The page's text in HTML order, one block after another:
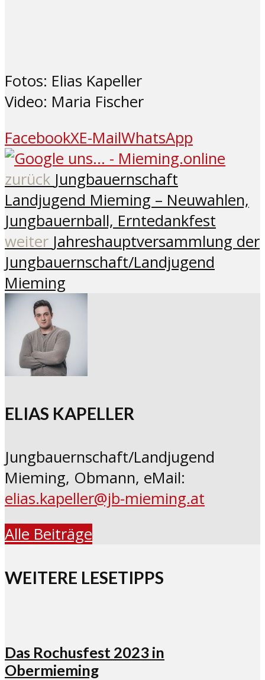
Fotos: Elias Kapeller
Video: Maria Fischer
FacebookXE-MailWhatsApp
zurück Jungbauernschaft
Landjugend Mieming – Neuwahlen,
Jungbauernball, Erntedankfest
weiter Jahreshauptversammlung der
Jungbauernschaft/Landjugend
Mieming
ELIAS KAPELLER
Jungbauernschaft/Landjugend
Mieming, Obmann, eMail:
elias.kapeller@jb-mieming.at
Alle Beiträge
WEITERE LESETIPPS
Das Rochusfest 2023 in
Obermieming